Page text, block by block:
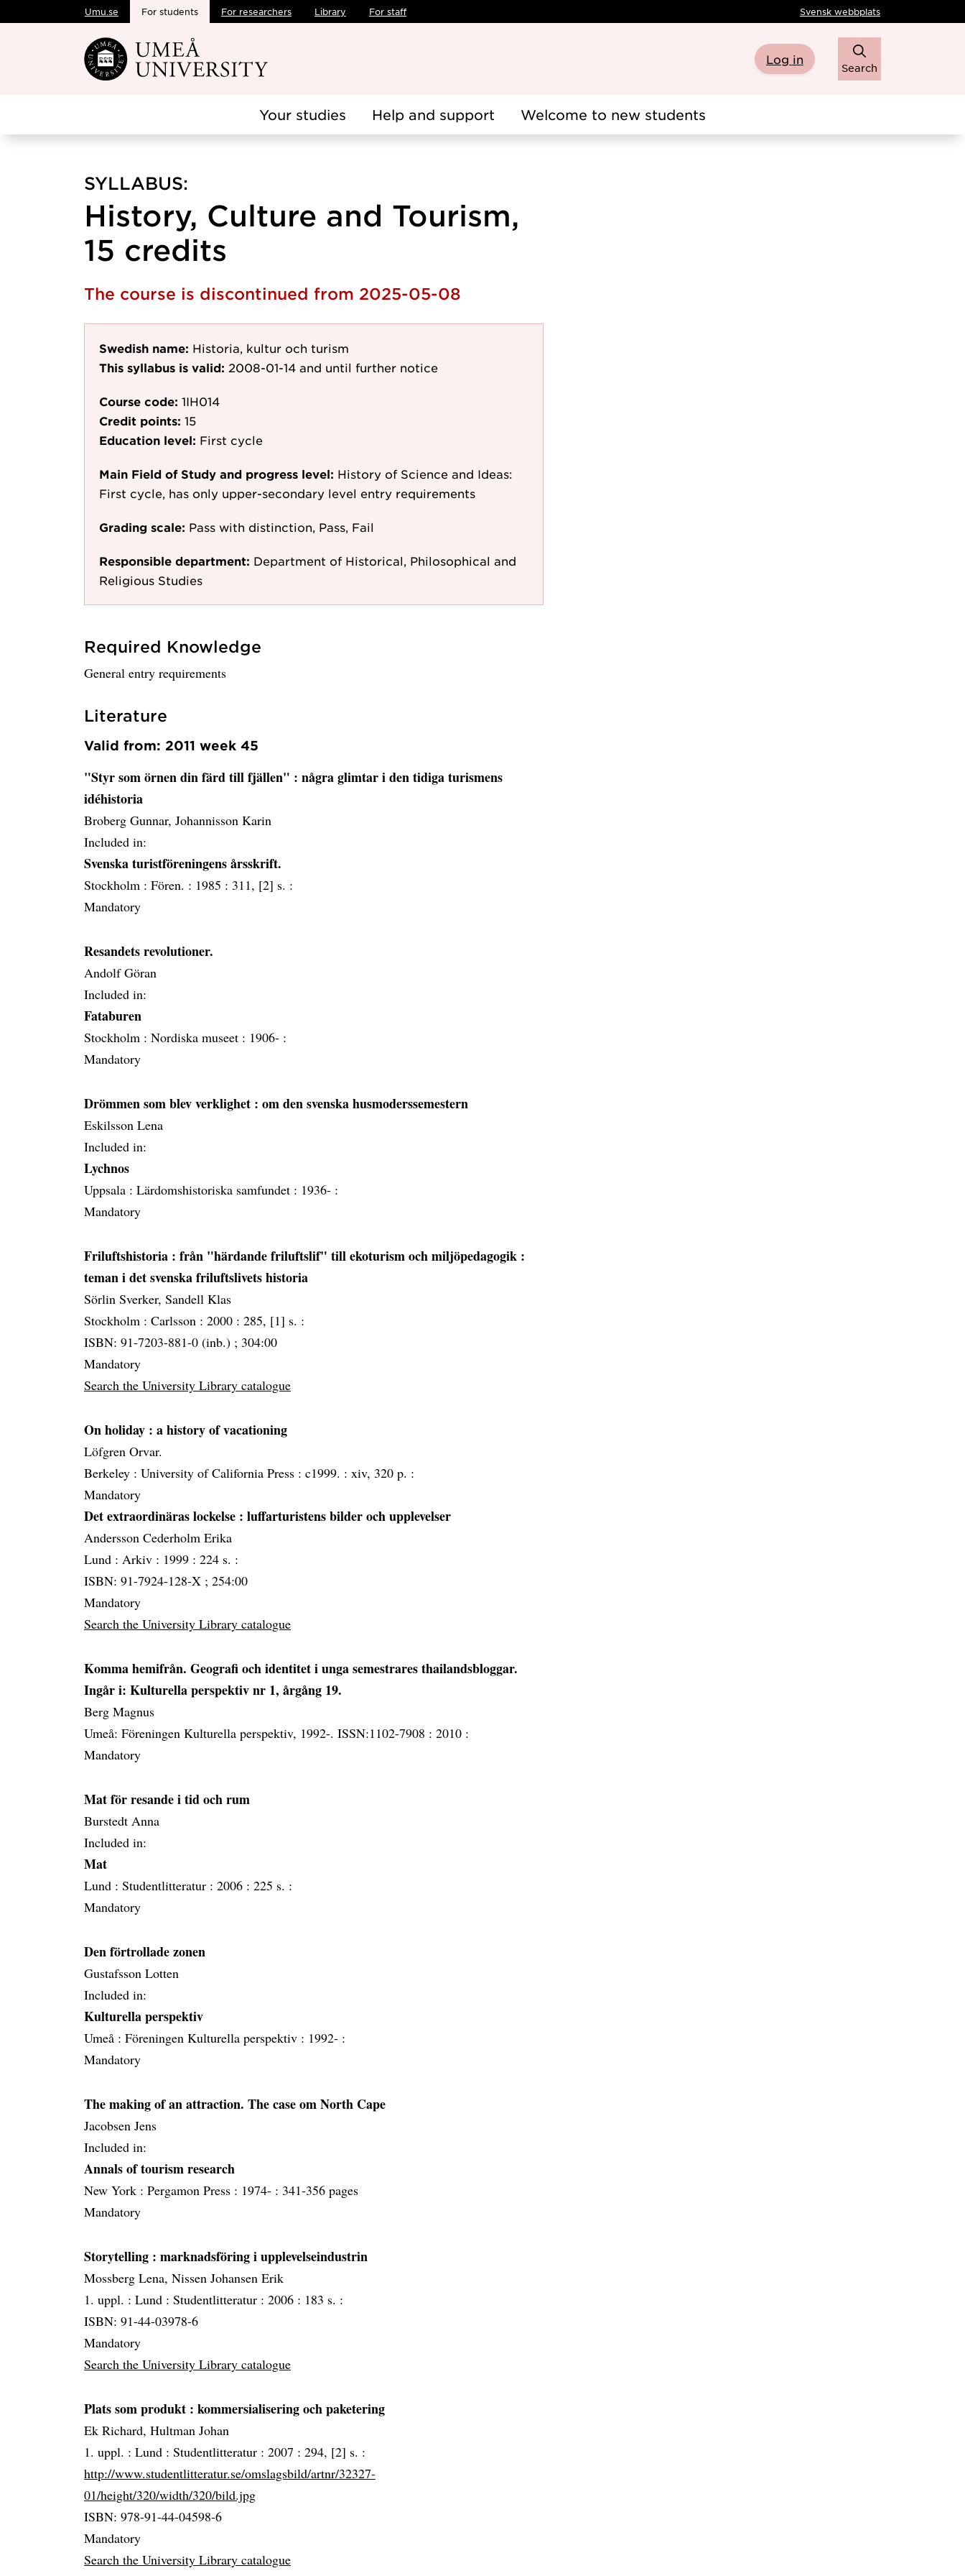
Skip to main content
Umu.se For students For researchers Library For staff Svensk webbplats
Log in
Search
Your studies Help and support Welcome to new students
SYLLABUS:
History, Culture and Tourism,
15 credits
The course is discontinued from 2025-05-08
Swedish name: Historia, kultur och turism
This syllabus is valid: 2008-01-14 and until further notice
Course code: 1IH014
Credit points: 15
Education level: First cycle
Main Field of Study and progress level: History of Science and Ideas:
First cycle, has only upper-secondary level entry requirements
Grading scale: Pass with distinction, Pass, Fail
Responsible department: Department of Historical, Philosophical and
Religious Studies
Required Knowledge
General entry requirements
Literature
Valid from: 2011 week 45
"Styr som örnen din färd till fjällen" : några glimtar i den tidiga turismens
idéhistoria
Broberg Gunnar, Johannisson Karin
Included in:
Svenska turistföreningens årsskrift.
Stockholm : Fören. : 1985 : 311, [2] s. :
Mandatory
Resandets revolutioner.
Andolf Göran
Included in:
Fataburen
Stockholm : Nordiska museet : 1906- :
Mandatory
Drömmen som blev verklighet : om den svenska husmoderssemestern
Eskilsson Lena
Included in:
Lychnos
Uppsala : Lärdomshistoriska samfundet : 1936- :
Mandatory
Friluftshistoria : från "härdande friluftslif" till ekoturism och miljöpedagogik :
teman i det svenska friluftslivets historia
Sörlin Sverker, Sandell Klas
Stockholm : Carlsson : 2000 : 285, [1] s. :
ISBN: 91-7203-881-0 (inb.) ; 304:00
Mandatory
Search the University Library catalogue
On holiday : a history of vacationing
Löfgren Orvar.
Berkeley : University of California Press : c1999. : xiv, 320 p. :
Mandatory
Det extraordinäras lockelse : luffarturistens bilder och upplevelser
Andersson Cederholm Erika
Lund : Arkiv : 1999 : 224 s. :
ISBN: 91-7924-128-X ; 254:00
Mandatory
Search the University Library catalogue
Komma hemifrån. Geografi och identitet i unga semestrares thailandsbloggar.
Ingår i: Kulturella perspektiv nr 1, årgång 19.
Berg Magnus
Umeå: Föreningen Kulturella perspektiv, 1992-. ISSN:1102-7908 : 2010 :
Mandatory
Mat för resande i tid och rum
Burstedt Anna
Included in:
Mat
Lund : Studentlitteratur : 2006 : 225 s. :
Mandatory
Den förtrollade zonen
Gustafsson Lotten
Included in:
Kulturella perspektiv
Umeå : Föreningen Kulturella perspektiv : 1992- :
Mandatory
The making of an attraction. The case om North Cape
Jacobsen Jens
Included in:
Annals of tourism research
New York : Pergamon Press : 1974- : 341-356 pages
Mandatory
Storytelling : marknadsföring i upplevelseindustrin
Mossberg Lena, Nissen Johansen Erik
1. uppl. : Lund : Studentlitteratur : 2006 : 183 s. :
ISBN: 91-44-03978-6
Mandatory
Search the University Library catalogue
Plats som produkt : kommersialisering och paketering
Ek Richard, Hultman Johan
1. uppl. : Lund : Studentlitteratur : 2007 : 294, [2] s. :
http://www.studentlitteratur.se/omslagsbild/artnr/32327-
01/height/320/width/320/bild.jpg
ISBN: 978-91-44-04598-6
Mandatory
Search the University Library catalogue